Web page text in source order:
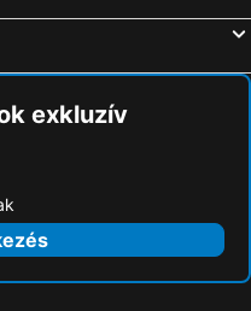
exkluzív